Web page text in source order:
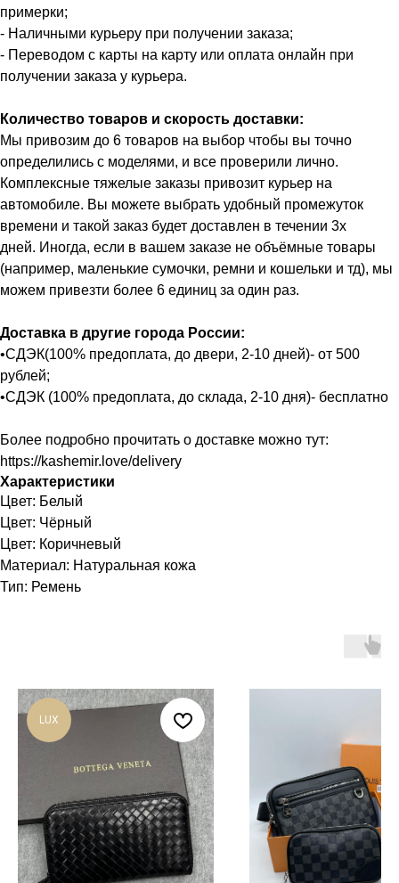
примерки;
- Наличными курьеру при получении заказа;
- Переводом с карты на карту или оплата онлайн при
получении заказа у курьера.
Количество товаров и скорость доставки:
Мы привозим до 6 товаров на выбор чтобы вы точно
определились с моделями, и все проверили лично.
Комплексные тяжелые заказы привозит курьер на
автомобиле. Вы можете выбрать удобный промежуток
времени и такой заказ будет доставлен в течении 3х
дней. Иногда, если в вашем заказе не объёмные товары
(например, маленькие сумочки, ремни и кошельки и тд), мы
можем привезти более 6 единиц за один раз.
Доставка в другие города России:
•СДЭК(100% предоплата, до двери, 2-10 дней)- от 500
рублей;
•СДЭК (100% предоплата, до склада, 2-10 дня)- бесплатно
Более подробно прочитать о доставке можно тут:
https://kashemir.love/delivery
Характеристики
Цвет: Белый
Цвет: Чёрный
Цвет: Коричневый
Материал: Натуральная кожа
Тип: Ремень
LUX